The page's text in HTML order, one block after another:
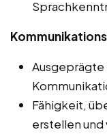
Ausgeprägte
Fähigkeit,
erstellen und